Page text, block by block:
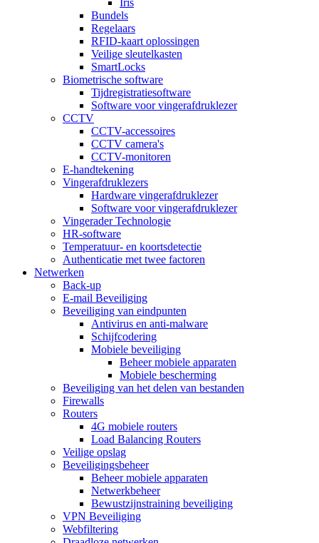
Iris
Bundels
Regelaars
RFID-kaart oplossingen
Veilige sleutelkasten
SmartLocks
Biometrische software
Tijdregistratiesoftware
Software voor vingerafdruklezer
CCTV
CCTV-accessoires
CCTV camera's
CCTV-monitoren
E-handtekening
Vingerafdruklezers
Hardware vingerafdruklezer
Software voor vingerafdruklezer
Vingerader Technologie
HR-software
Temperatuur- en koortsdetectie
Authenticatie met twee factoren
Netwerken
Back-up
E-mail Beveiliging
Beveiliging van eindpunten
Antivirus en anti-malware
Schijfcodering
Mobiele beveiliging
Beheer mobiele apparaten
Mobiele bescherming
Beveiliging van het delen van bestanden
Firewalls
Routers
4G mobiele routers
Load Balancing Routers
Veilige opslag
Beveiligingsbeheer
Beheer mobiele apparaten
Netwerkbeheer
Bewustzijnstraining beveiliging
VPN Beveiliging
Webfiltering